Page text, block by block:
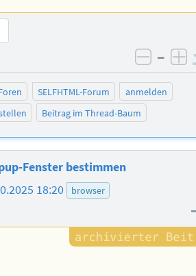
–
SELFHTML-Forum
anmelden
Beitrag im Thread-Baum
Fenster bestimmen
18:20 browser